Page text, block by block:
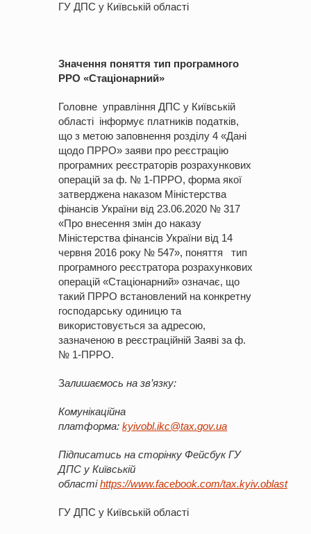
ГУ ДПС у Київській області
Значення поняття тип програмного
РРО «Стаціонарний»
Головне управління ДПС у Київській
області інформує платників податків,
що з метою заповнення розділу 4 «Дані
щодо ПРРО» заяви про реєстрацію
програмних реєстраторів розрахункових
операцій за ф. № 1-ПРРО, форма якої
затверджена наказом Міністерства
фінансів України від 23.06.2020 № 317
«Про внесення змін до наказу
Міністерства фінансів України від 14
червня 2016 року № 547», поняття тип
програмного реєстратора розрахункових
операцій «Стаціонарний» означає, що
такий ПРРО встановлений на конкретну
господарську одиницю та
використовується за адресою,
зазначеною в реєстраційній Заяві за ф.
№ 1-ПРРО.
Залишаємось на зв’язку:
Комунікаційна
платформа: kyivobl.ikc@tax.gov.ua
Підписатись на сторінку ФейсбукГУ
ДПС у Київській
областіhttps://www.facebook.com/tax.kyiv.oblast
ГУ ДПС у Київській області